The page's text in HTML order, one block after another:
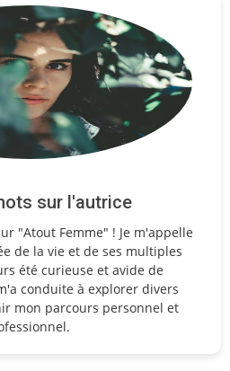
sur l'autrice
"Atout Femme" ! Je m'appelle
de la vie et de ses multiples
été curieuse et avide de
conduite à explorer divers
mon parcours personnel et